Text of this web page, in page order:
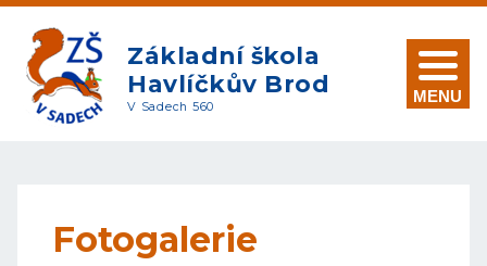
Základní škola
Havlíčkův Brod
V Sadech 560
MENU
Fotogalerie